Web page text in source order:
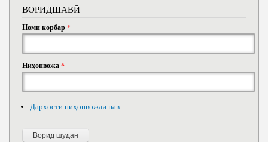
ВОРИДШАВӢ
Номи корбар*
Ниҳонвожа*
Дархости ниҳонвожаи нав